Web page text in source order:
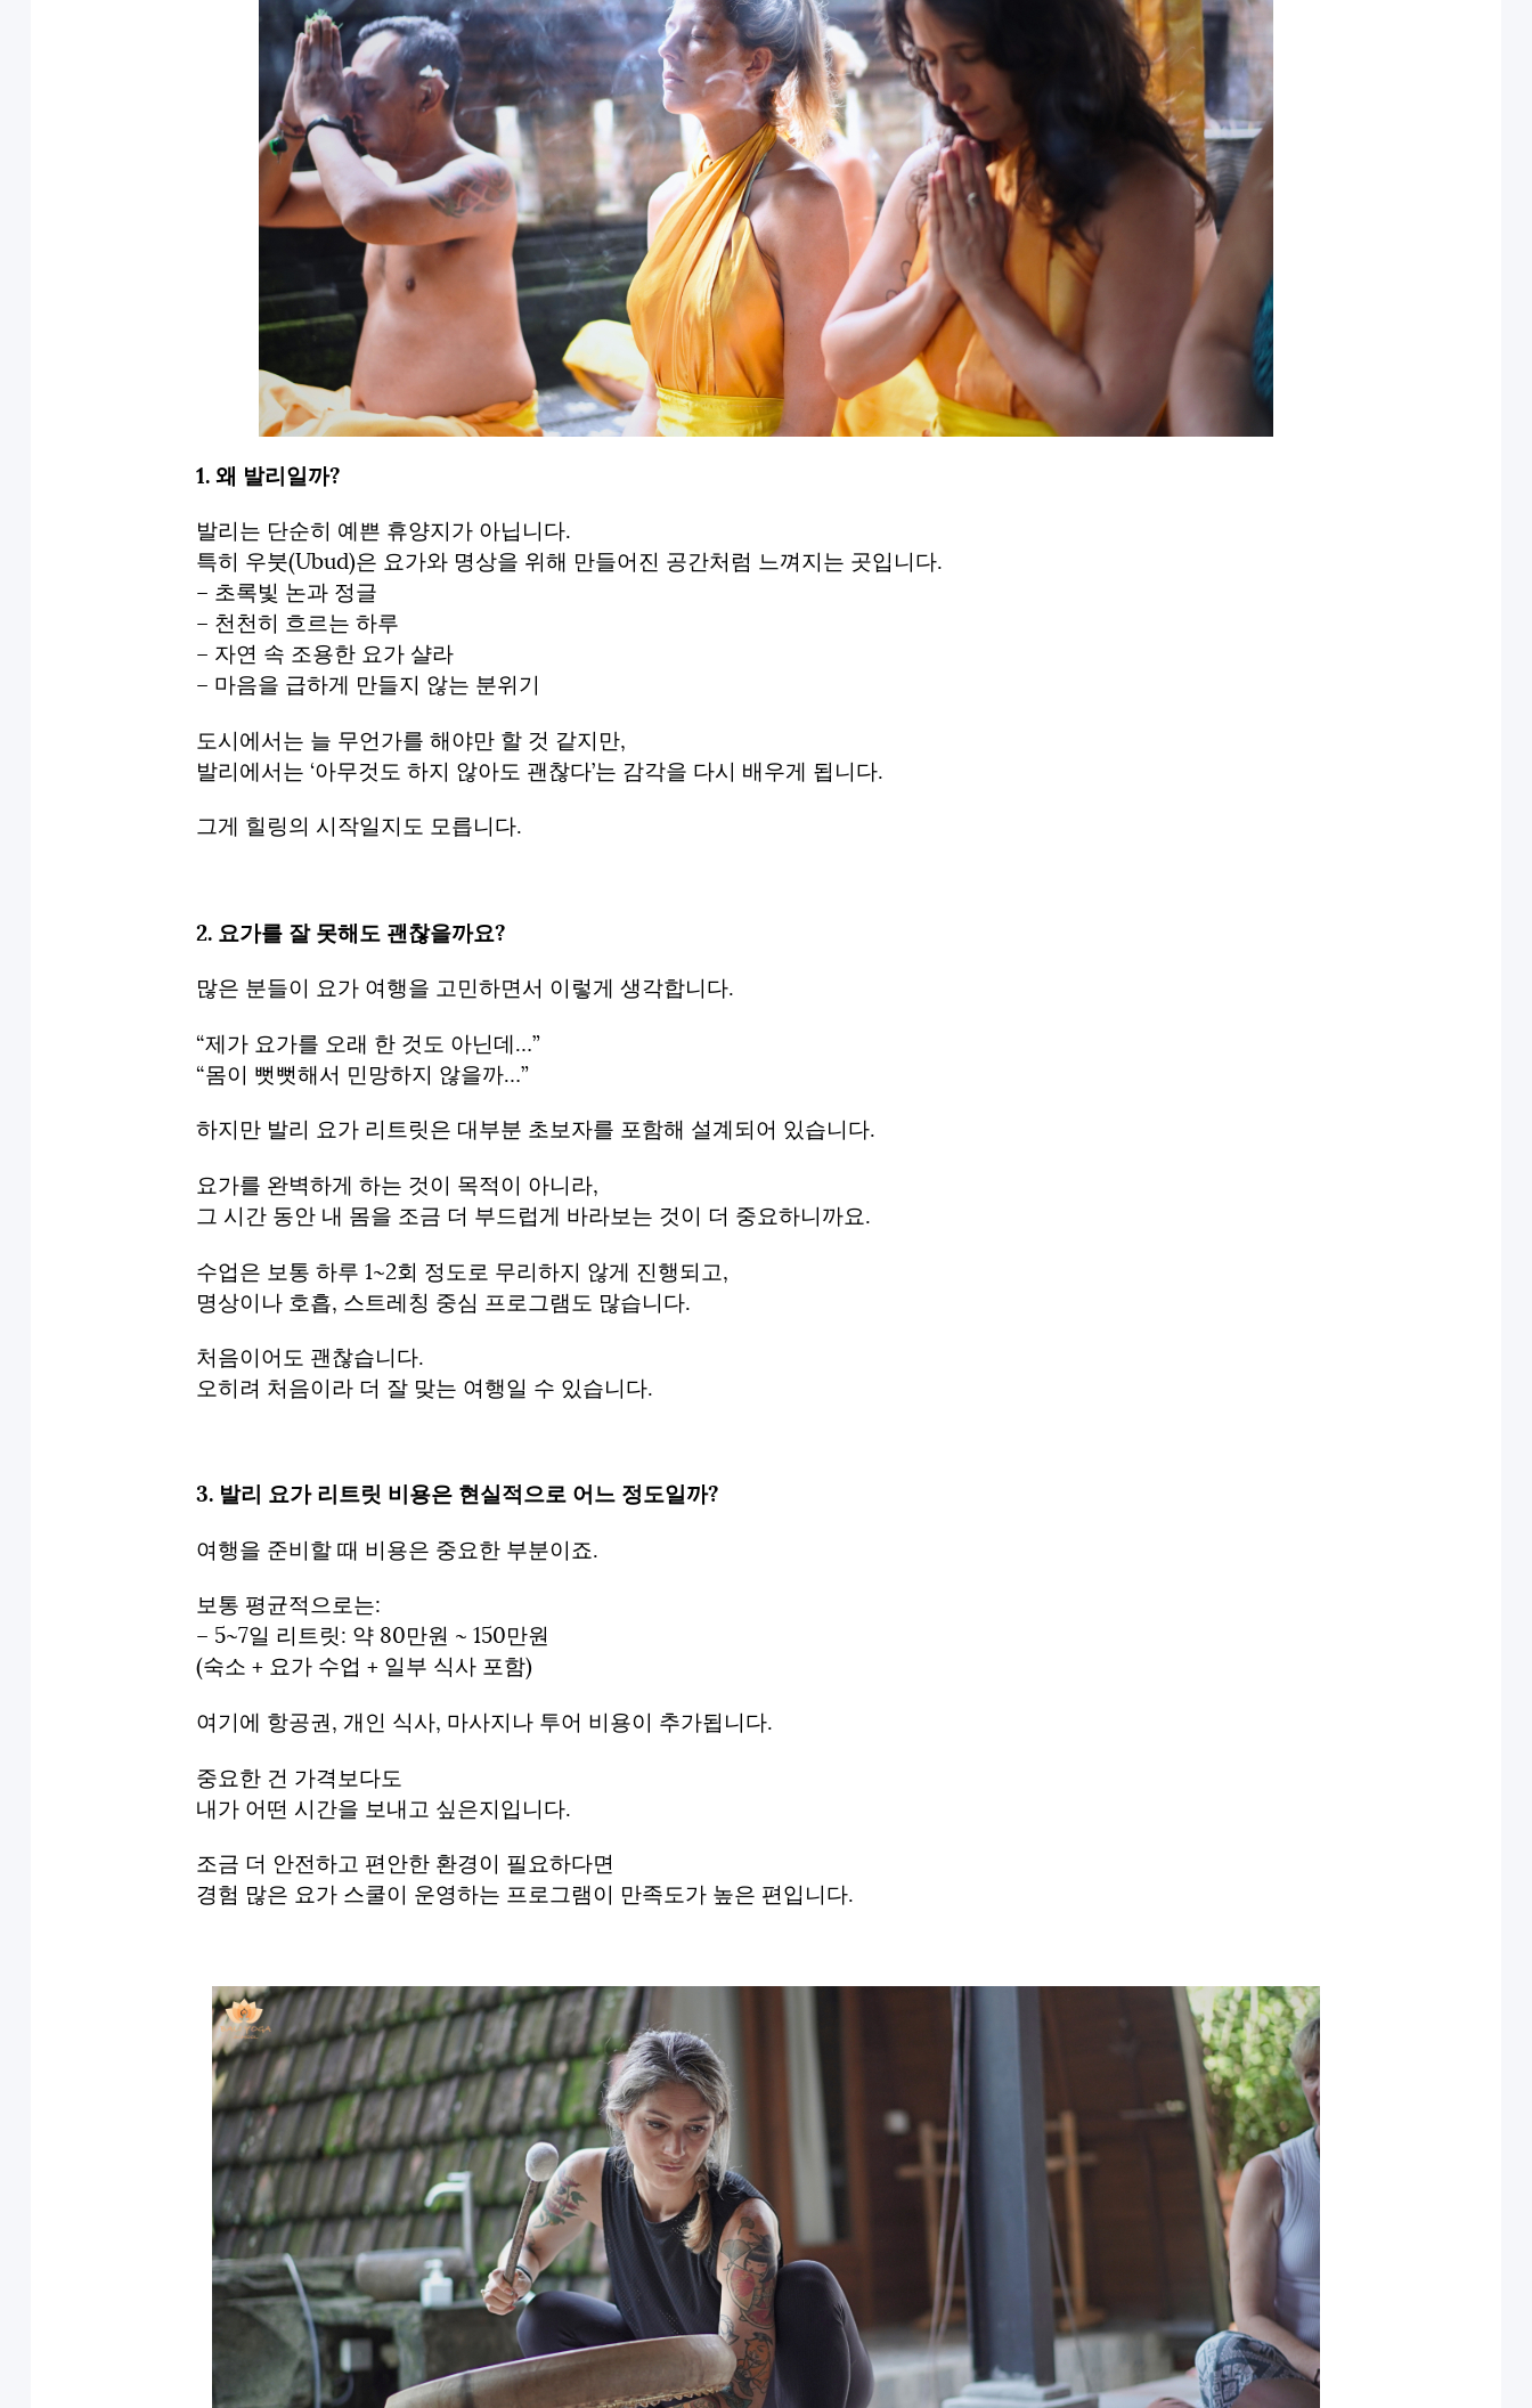
1. 왜 발리일까?
발리는 단순히 예쁜 휴양지가 아닙니다.
특히 우붓(Ubud)은 요가와 명상을 위해 만들어진 공간처럼 느껴지는 곳입니다.
– 초록빛 논과 정글
– 천천히 흐르는 하루
– 자연 속 조용한 요가 샬라
– 마음을 급하게 만들지 않는 분위기
도시에서는 늘 무언가를 해야만 할 것 같지만,
발리에서는 ‘아무것도 하지 않아도 괜찮다’는 감각을 다시 배우게 됩니다.
그게 힐링의 시작일지도 모릅니다.
2. 요가를 잘 못해도 괜찮을까요?
많은 분들이 요가 여행을 고민하면서 이렇게 생각합니다.
“제가 요가를 오래 한 것도 아닌데…”
“몸이 뻣뻣해서 민망하지 않을까…”
하지만 발리 요가 리트릿은 대부분 초보자를 포함해 설계되어 있습니다.
요가를 완벽하게 하는 것이 목적이 아니라,
그 시간 동안 내 몸을 조금 더 부드럽게 바라보는 것이 더 중요하니까요.
수업은 보통 하루 1~2회 정도로 무리하지 않게 진행되고,
명상이나 호흡, 스트레칭 중심 프로그램도 많습니다.
처음이어도 괜찮습니다.
오히려 처음이라 더 잘 맞는 여행일 수 있습니다.
3. 발리 요가 리트릿 비용은 현실적으로 어느 정도일까?
여행을 준비할 때 비용은 중요한 부분이죠.
보통 평균적으로는:
– 5~7일 리트릿: 약 80만원 ~ 150만원
(숙소 + 요가 수업 + 일부 식사 포함)
여기에 항공권, 개인 식사, 마사지나 투어 비용이 추가됩니다.
중요한 건 가격보다도
내가 어떤 시간을 보내고 싶은지입니다.
조금 더 안전하고 편안한 환경이 필요하다면
경험 많은 요가 스쿨이 운영하는 프로그램이 만족도가 높은 편입니다.